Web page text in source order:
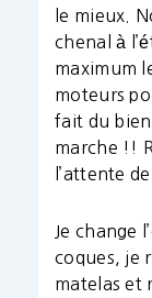
le mieux.
chenal à
maximum
moteurs
fait du
marche !!
l’attente
Je change
coques, je
matelas et